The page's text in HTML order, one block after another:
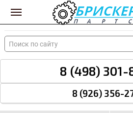
Вход для поставщиков
8 (498) 301-
8 (926) 356-